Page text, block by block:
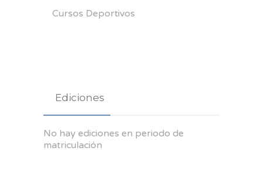
Cursos Deportivos
Ediciones
No hay ediciones en periodo de
matriculación